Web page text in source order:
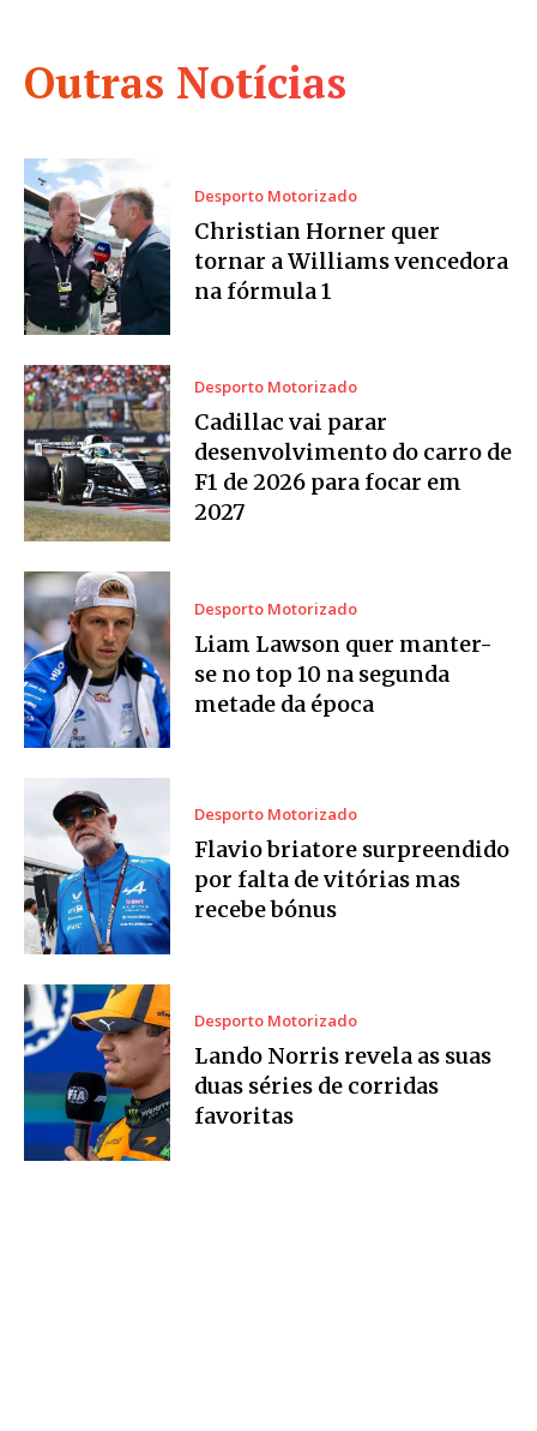
Outras Notícias
Desporto Motorizado
Christian Horner quer
tornar a Williams vencedora
na fórmula 1
Desporto Motorizado
Cadillac vai parar
desenvolvimento do carro de
F1 de 2026 para focar em
2027
Desporto Motorizado
Liam Lawson quer manter-
se no top 10 na segunda
metade da época
Desporto Motorizado
Flavio briatore surpreendido
por falta de vitórias mas
recebe bónus
Desporto Motorizado
Lando Norris revela as suas
duas séries de corridas
favoritas